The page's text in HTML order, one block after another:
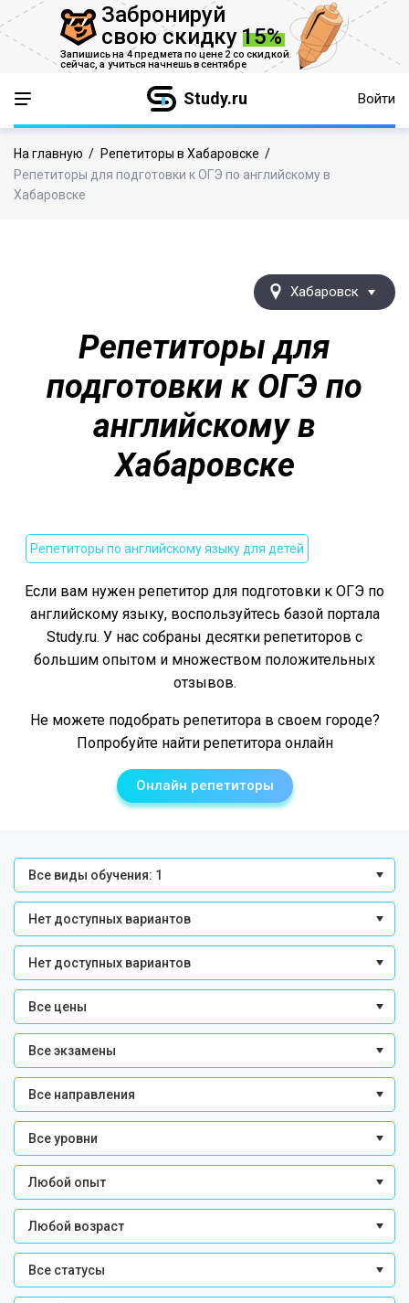
Забронируй
свою скидку 15%
Запишись на 4 предмета по цене 2 со скидкой
сейчас, а учиться начнешь в сентябре
Study.ru Войти
На главную / Репетиторы в Хабаровске /
Репетиторы для подготовки к ОГЭ по английскому в
Хабаровске
Репетиторы для
подготовки к ОГЭ по
английскому в
Хабаровске
Хабаровск
Репетиторы по английскому языку для детей
Если вам нужен репетитор для подготовки к ОГЭ по
английскому языку, воспользуйтесь базой портала
Study.ru. У нас собраны десятки репетиторов с
большим опытом и множеством положительных
отзывов.
Не можете подобрать репетитора в своем городе?
Попробуйте найти репетитора онлайн
Онлайн репетиторы
Все виды обучения: 1
Нет доступных вариантов
Нет доступных вариантов
Все цены
Все экзамены
Все направления
Все уровни
Любой опыт
Любой возраст
Все статусы